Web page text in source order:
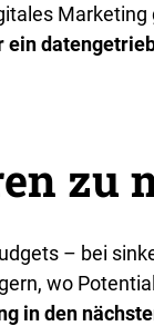
ein
zu
– bei
wo
in den